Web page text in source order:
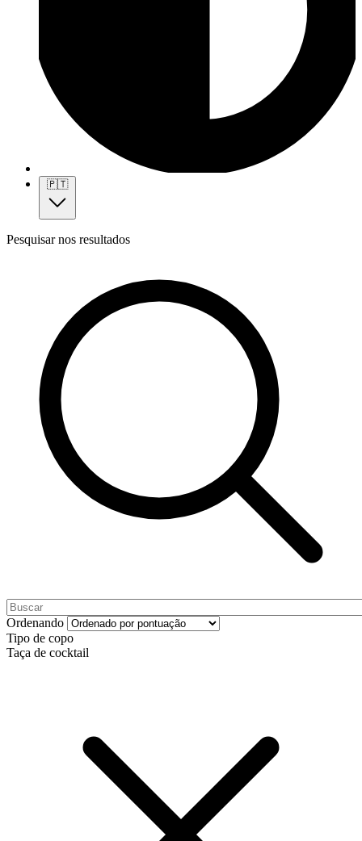
🇵🇹
Pesquisar nos resultados
Ordenando
Tipo de copo
Taça de cocktail